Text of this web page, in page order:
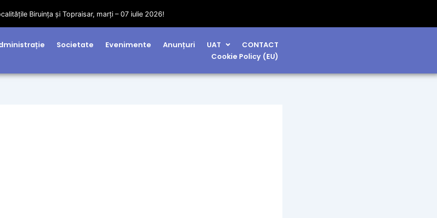
Biruința și Topraisar, marți – 07 iulie 2026!
Societate Evenimente Anunțuri UAT
CONTACT
Cookie Policy (EU)